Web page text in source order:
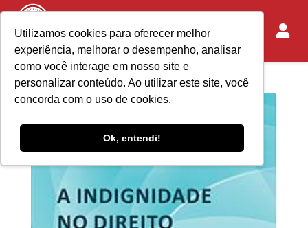
Utilizamos cookies para oferecer melhor
experiência, melhorar o desempenho, analisar
como você interage em nosso site e
personalizar conteúdo. Ao utilizar este site, você
concorda com o uso de cookies.
Ok, entendi!